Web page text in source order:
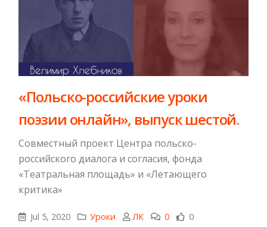
«Польско-российские уроки
поэзии онлайн», выпуск шестой.
Совместный проект Центра польско-
российского диалога и согласия, фонда
«Театральная площадь» и «Летающего
критика»
Jul 5, 2020 Уроки ЛК 0 0